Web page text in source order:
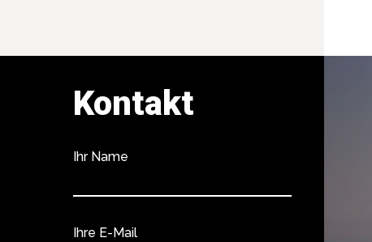
Kontakt
Ihr Name
Ihre E-Mail